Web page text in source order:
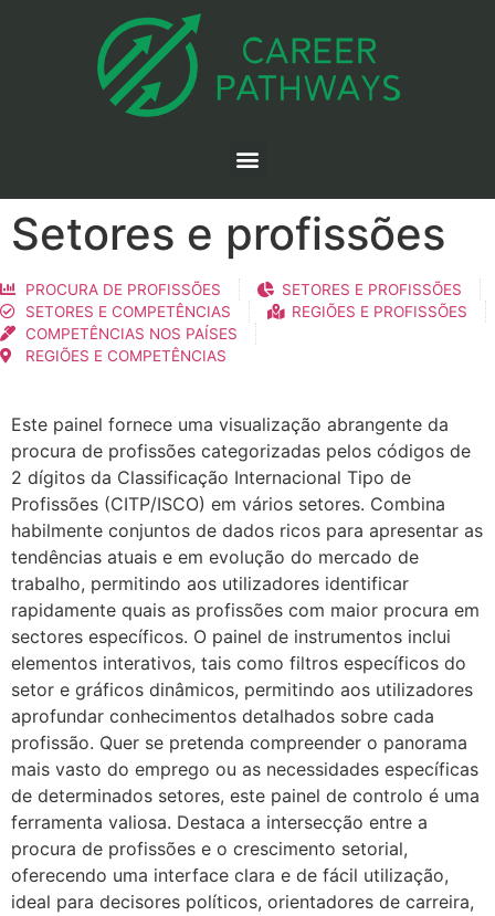
Setores e profissões
PROCURA DE PROFISSÕES
SETORES E PROFISSÕES
SETORES E COMPETÊNCIAS
REGIÕES E PROFISSÕES
COMPETÊNCIAS NOS PAÍSES
REGIÕES E COMPETÊNCIAS
Este painel fornece uma visualização abrangente da
procura de profissões categorizadas pelos códigos de
2 dígitos da Classificação Internacional Tipo de
Profissões (CITP/ISCO) em vários setores. Combina
habilmente conjuntos de dados ricos para apresentar as
tendências atuais e em evolução do mercado de
trabalho, permitindo aos utilizadores identificar
rapidamente quais as profissões com maior procura em
sectores específicos. O painel de instrumentos inclui
elementos interativos, tais como filtros específicos do
setor e gráficos dinâmicos, permitindo aos utilizadores
aprofundar conhecimentos detalhados sobre cada
profissão. Quer se pretenda compreender o panorama
mais vasto do emprego ou as necessidades específicas
de determinados setores, este painel de controlo é uma
ferramenta valiosa. Destaca a intersecção entre a
procura de profissões e o crescimento setorial,
oferecendo uma interface clara e de fácil utilização,
ideal para decisores políticos, orientadores de carreira,